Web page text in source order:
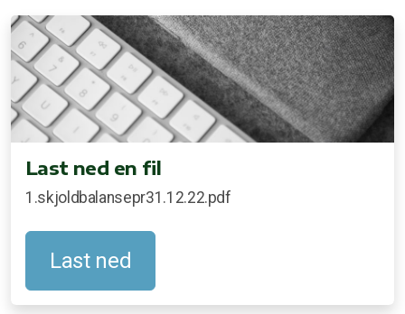
Last ned en fil
1.skjoldbalansepr31.12.22.pdf
Last ned